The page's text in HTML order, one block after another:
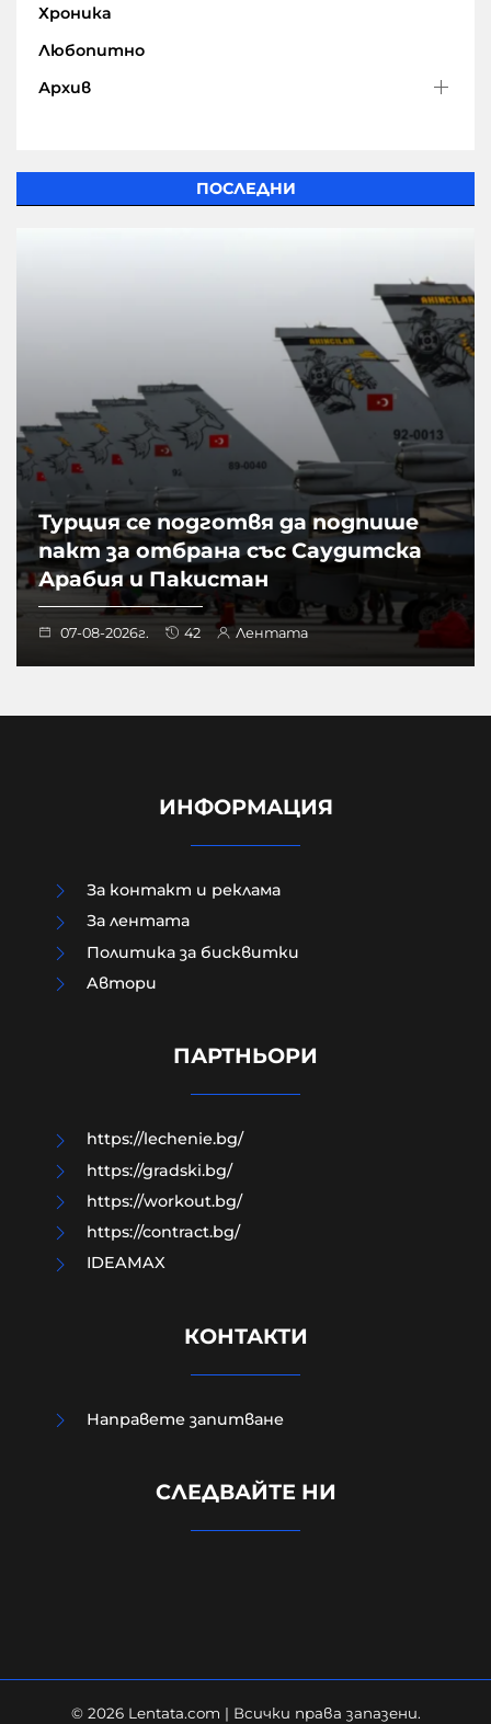
Хроника
Любопитно
Архив
ПОСЛЕДНИ
Турция се подготвя да подпише
пакт за отбрана със Саудитска
Арабия и Пакистан
07-08-2026г. 42 Лентата
Едва 18% от украинците имат
рейтинг е Залужни
военни доставки за ВСУ в Черно
ИНФОРМАЦИЯ
За контакт и реклама
За лентата
Политика за бисквитки
Aвтори
ПАРТНЬОРИ
https://lechenie.bg/
https://gradski.bg/
https://workout.bg/
https://contract.bg/
IDEAMAX
КОНТАКТИ
Направете запитване
СЛЕДВАЙТЕ НИ
© 2026 Lentata.com | Всички права запазени.